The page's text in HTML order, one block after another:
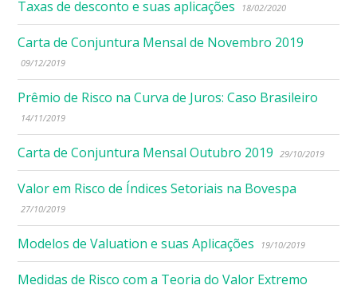
Taxas de desconto e suas aplicações 18/02/2020
Carta de Conjuntura Mensal de Novembro 2019
09/12/2019
Prêmio de Risco na Curva de Juros: Caso Brasileiro
14/11/2019
Carta de Conjuntura Mensal Outubro 2019 29/10/2019
Valor em Risco de Índices Setoriais na Bovespa
27/10/2019
Modelos de Valuation e suas Aplicações 19/10/2019
Medidas de Risco com a Teoria do Valor Extremo